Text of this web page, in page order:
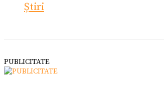
Știri
PUBLICITATE